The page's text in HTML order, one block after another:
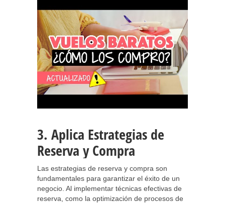
3. Aplica Estrategias de
Reserva y Compra
Las estrategias de reserva y compra son
fundamentales para garantizar el éxito de un
negocio. Al implementar técnicas efectivas de
reserva, como la optimización de procesos de